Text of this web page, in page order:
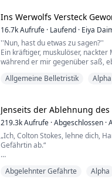
Zeit gekommen war, wurde ich
gewählt hatte, betäubt und
einem K...
Ins Werwolfs Versteck
16.7kAufrufe · Laufend · Eiya
''Nun, hast du etwas zu sagen?''
Ein kräftiger, muskulöser,
während er mir gegenüber saß,
''Keine Sorge, ich werde dich
''W-was ist das, Meister?'' fragte
er mir...
Allgemeine Belletristik Alpha
Jenseits der Ablehnung des
219.3kAufrufe ·Abgeschlossen ·
„Ich, Colton Stokes, lehne dich,
Gefährtin ab.“
zukünftiger Beta ihres Rudels sie
Abgelehnter Gefährte Alpha